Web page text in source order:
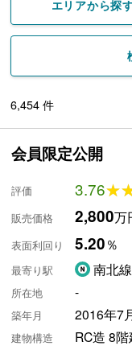
エリアから探
6,454件
会員限定公開
評価 3.76
販売価格 2,800万
表面利回り 5.20％
最寄り駅 南北
所在地 -
築年月 2016年7
建物構造 RC造 8階